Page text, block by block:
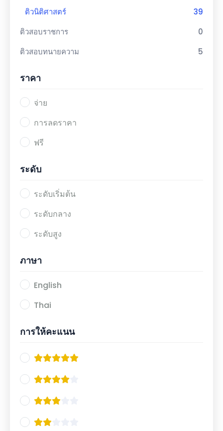
ติวนิติศาสตร์
39
ติวสอบราชการ
0
ติวสอบทนายความ
5
ราคา
จ่าย
การลดราคา
ฟรี
ระดับ
ระดับเริ่มต้น
ระดับกลาง
ระดับสูง
ภาษา
English
Thai
การให้คะแนน